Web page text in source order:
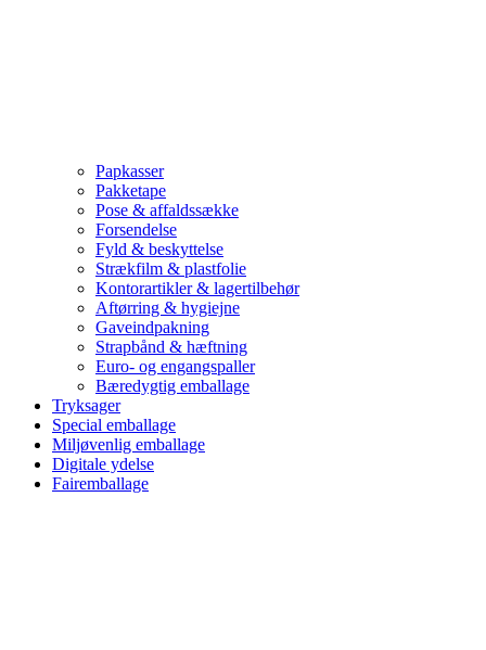
Papkasser
Pakketape
Pose & affaldssække
Forsendelse
Fyld & beskyttelse
Strækfilm & plastfolie
Kontorartikler & lagertilbehør
Aftørring & hygiejne
Gaveindpakning
Strapbånd & hæftning
Euro- og engangspaller
Bæredygtig emballage
Tryksager
Special emballage
Miljøvenlig emballage
Digitale ydelse
Fairemballage